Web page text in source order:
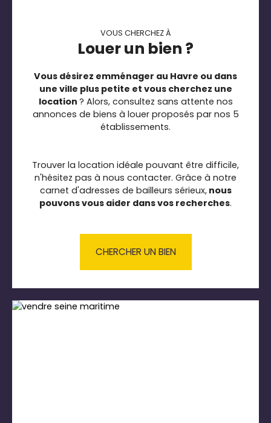
VOUS CHERCHEZ À
Louer un bien ?
Vous désirez emménager au Havre ou dans
une ville plus petite et vous cherchez une
location ? Alors, consultez sans attente nos
annonces de biens à louer proposés par nos 5
établissements.
Trouver la location idéale pouvant être difficile,
n'hésitez pas à nous contacter. Grâce à notre
carnet d'adresses de bailleurs sérieux,nous
pouvons vous aider dans vos recherches.
CHERCHER UN BIEN